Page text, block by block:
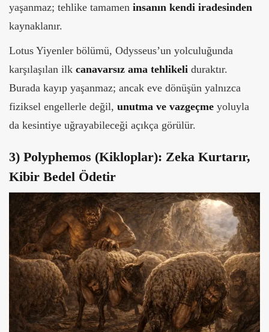
yaşanmaz; tehlike tamamen insanın kendi iradesinden
kaynaklanır.
Lotus Yiyenler bölümü, Odysseus’un yolculuğunda
karşılaşılan ilk canavarsız ama tehlikeli duraktır.
Burada kayıp yaşanmaz; ancak eve dönüşün yalnızca
fiziksel engellerle değil, unutma ve vazgeçme yoluyla
da kesintiye uğrayabileceği açıkça görülür.
3) Polyphemos (Kikloplar): Zeka Kurtarır,
Kibir Bedel Ödetir